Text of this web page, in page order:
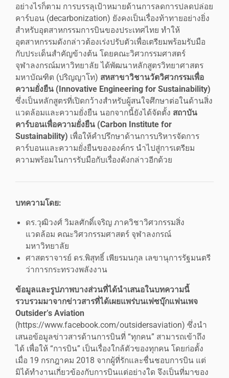
อย่างไรก็ตาม การบรรลุเป้าหมายด้านการลดการปลดปล่อย
คาร์บอน (decarbonization) ยังคงเป็นเรื่องท้าทายอย่างยิ่ง
สำหรับอุตสาหกรรมการบินของประเทศไทย ทำให้
อุตสาหกรรมดังกล่าวต้องเร่งปรับตัวเพื่อเตรียมพร้อมรับมือ
กับประเด็นสำคัญข้างต้น โดยคณะวิศวกรรมศาสตร์
จุฬาลงกรณ์มหาวิทยาลัย ได้พัฒนาหลักสูตรวิทยาศาสตร
มหาบัณฑิต (ปริญญาโท) สหสาขาวิชานวัตวิศวกรรมเพื่อ
ความยั่งยืน ( Innovative Engineering for Sustainability)
ซึ่งเป็นหลักสูตรที่เปิดกว้างสำหรับผู้สนใจศึกษาต่อในด้านสิ่ง
แวดล้อมและความยั่งยืน นอกจากนี้ยังได้จัดตั้ง สถาบัน
คาร์บอนเพื่อความยั่งยืน (Carbon Institute for
Sustainability) เพื่อให้คำปรึกษาด้านการบริหารจัดการ
คาร์บอนและความยั่งยืนขององค์กร นำไปสู่การเตรียม
ความพร้อมในการรับมือกับเรื่องดังกล่าวอีกด้วย
บทความโดย:
ดร.วุฒิวงศ์ วิมลศักดิ์เจริญ ภาควิชาวิศวกรรมสิ่ง
แวดล้อม คณะวิศวกรรมศาสตร์ จุฬาลงกรณ์
มหาวิทยาลัย
ศาสตราจารย์ ดร.พิสุทธิ์ เพียรมนกุล เลขานุการรัฐมนตรี
ว่าการกระทรวงพลังงาน
ข้อมูลและรูปภาพบางส่วนที่ได้นำเสนอในบทความนี้
รวบรวมมาจากข่าวสารที่ได้เผยแพร่บนเฟซบุ๊กแฟนเพจ
Outsider’s Aviation
(https://www.facebook.com/outsidersaviation) ซึ่งนำ
เสนอข้อมูลข่าวสารด้านการบินที่ “ทุกคน” สามารถเข้าถึง
ได้ เพื่อให้ “การบิน” เป็นเรื่องใกล้ตัวของทุกคน โดยก่อตั้ง
เมื่อ 19 กรกฎาคม 2018 จากผู้ที่รักและชื่นชอบการบิน แต่
มิได้ทำงานเกี่ยวข้องกับการบินแต่อย่างใด จึงเป็นที่มาของ